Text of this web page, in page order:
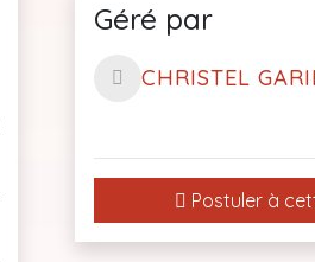
Géré par
CHRISTEL
Postuler à